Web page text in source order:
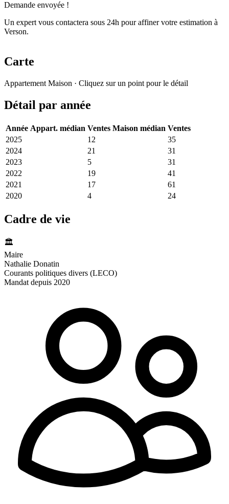
Demande envoyée !
Un expert vous contactera sous 24h pour affiner votre estimation à
Verson.
Carte
−
Appartement Maison · Cliquez sur un point pour le détail
Détail par année
Année Appart. médian Ventes Maison médian Ventes
2025
12
35
2024
21
31
2023
5
31
2022
19
41
2021
17
61
2020
4 24
Cadre de vie
🏛️
Maire
Nathalie Donatin
Courants politiques divers (LECO)
Mandat depuis 2020